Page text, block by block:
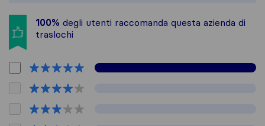
100% degli utenti raccomanda questa azienda di
traslochi